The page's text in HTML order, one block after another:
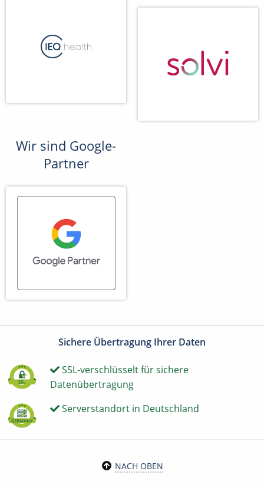
Wir sind Google-
Partner
Sichere Übertragung Ihrer Daten
SSL-verschlüsselt für sichere
Datenübertragung
Serverstandort in Deutschland
NACH OBEN